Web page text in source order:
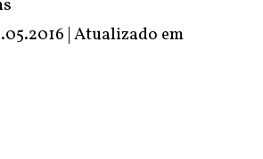
| Atualizado em